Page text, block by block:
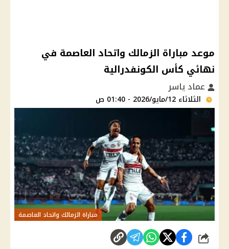
موعد مباراة الزمالك واتحاد العاصمة في
نهائي كأس الكونفدرالية
عماد ياسر
الثلاثاء 12/مايو/2026 - 01:40 ص
مباراة الزمالك واتحاد العاصمة
شارك